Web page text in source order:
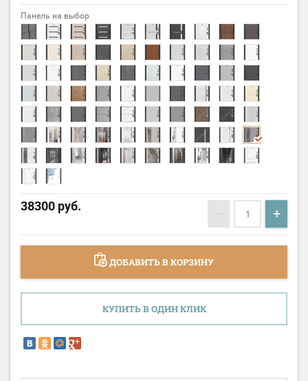
Панель на выбор
38300 руб. − +
ДОБАВИТЬ В КОРЗИНУ
КУПИТЬ В ОДИН КЛИК